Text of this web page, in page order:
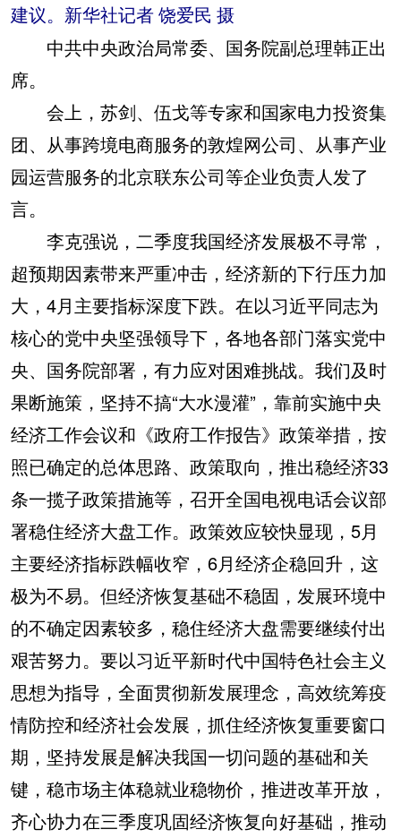
建议。新华社记者 饶爱民 摄
中共中央政治局常委、国务院副总理韩正出
席。
会上，苏剑、伍戈等专家和国家电力投资集
团、从事跨境电商服务的敦煌网公司、从事产业
园运营服务的北京联东公司等企业负责人发了
言。
李克强说，二季度我国经济发展极不寻常，
超预期因素带来严重冲击，经济新的下行压力加
大，4月主要指标深度下跌。在以习近平同志为
核心的党中央坚强领导下，各地各部门落实党中
央、国务院部署，有力应对困难挑战。我们及时
果断施策，坚持不搞“大水漫灌”，靠前实施中央
经济工作会议和《政府工作报告》政策举措，按
照已确定的总体思路、政策取向，推出稳经济33
条一揽子政策措施等，召开全国电视电话会议部
署稳住经济大盘工作。政策效应较快显现，5月
主要经济指标跌幅收窄，6月经济企稳回升，这
极为不易。但经济恢复基础不稳固，发展环境中
的不确定因素较多，稳住经济大盘需要继续付出
艰苦努力。要以习近平新时代中国特色社会主义
思想为指导，全面贯彻新发展理念，高效统筹疫
情防控和经济社会发展，抓住经济恢复重要窗口
期，坚持发展是解决我国一切问题的基础和关
键，稳市场主体稳就业稳物价，推进改革开放，
齐心协力在三季度巩固经济恢复向好基础，推动